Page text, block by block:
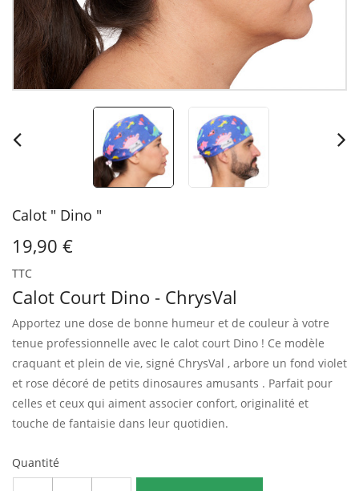
Calot " Dino "
19,90 €
TTC
Calot Court Dino - ChrysVal
Apportez une dose de bonne humeur et de couleur à votre
tenue professionnelle avec le calot court Dino ! Ce modèle
craquant et plein de vie, signé ChrysVal , arbore un fond violet
et rose décoré de petits dinosaures amusants . Parfait pour
celles et ceux qui aiment associer confort, originalité et
touche de fantaisie dans leur quotidien.
Quantité